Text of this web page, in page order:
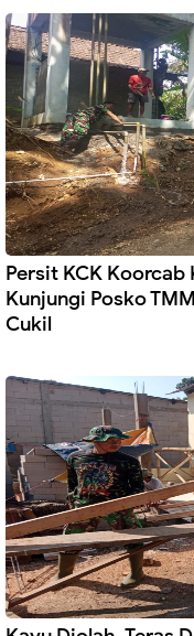
Persit KCK
Kunjungi Posko
Cukil